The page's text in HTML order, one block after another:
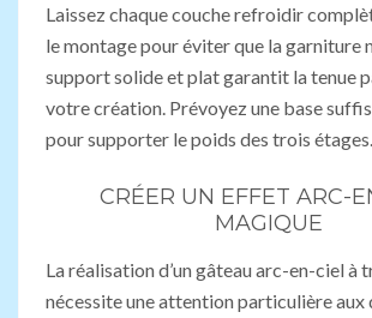
Laissez chaque couche refroidir
le montage pour éviter que la garniture
support solide et plat garantit la tenue
votre création. Prévoyez une base
pour supporter le poids des trois étages.
CRÉER UN EFFET ARC-
MAGIQUE
La réalisation d’un gâteau arc-en-ciel à
nécessite une attention particulière aux